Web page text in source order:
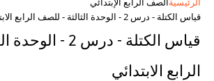
قياس الكتلة - درس 2 - الوحدة الثالثة - للصف الرابع الابتدائي
قياس الكتلة - درس
الرابع الابتدائي